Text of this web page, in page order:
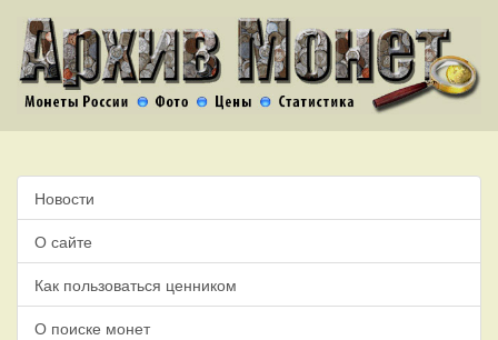
Новости
О сайте
Как пользоваться ценником
О поиске монет